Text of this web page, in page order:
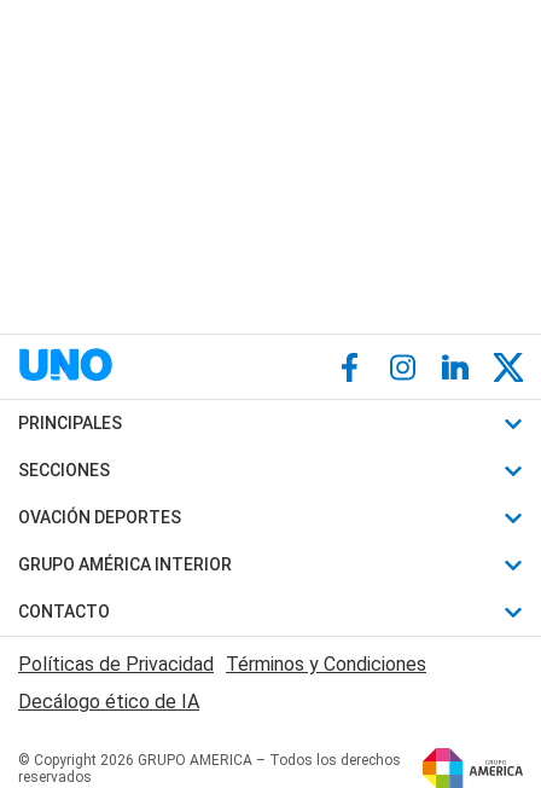
PRINCIPALES
Últimas Noticias
Política
Judiciales
Economia
SECCIONES
Horóscopo
Motores
Trucos caseros
Series y Películas
Edictos y Solicitadas
OVACIÓN DEPORTES
Fútbol
Mundial
Automovilismo
Rugby
Básquet
GRUPO AMÉRICA INTERIOR
Canal 7 en Vivo
San Juan 8
CONTACTO
Acerca de Nosotros
Contactanos
Políticas de Privacidad Términos y Condiciones
Decálogo ético de IA
© Copyright 2026 GRUPO AMERICA – Todos los derechos
reservados